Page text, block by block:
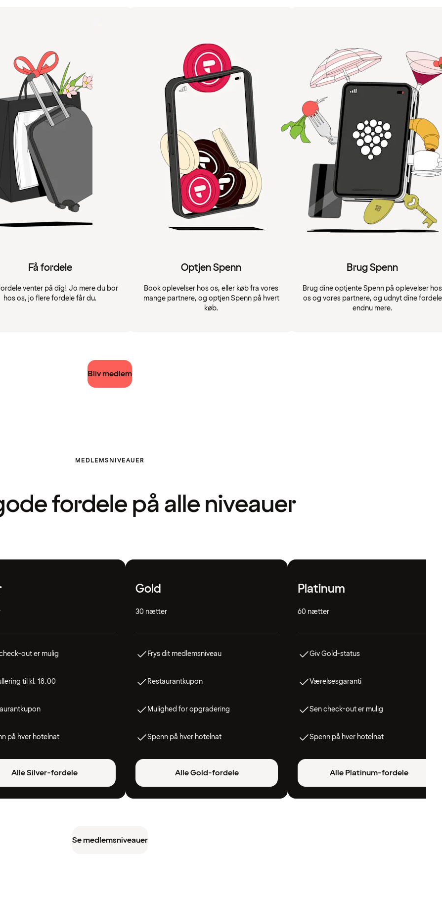
Få fordele
venter på dig! Jo mere du bor
hos os, jo flere fordele får du.
Optjen Spenn
Book oplevelser hos os, eller køb fra vores
mange partnere, og optjen Spenn på hvert
køb.
Brug Spenn
Brug dine optjente Spenn på oplevelser hos
os og vores partnere, og udnyt dine fordele
endnu mere.
Bliv medlem
MEDLEMSNIVEAUER
fordele på alle niveauer
out er mulig
til kl. 18.00
på hver hotelnat
Alle Silver-fordele
Gold
30 nætter
Frys dit medlemsniveau
Restaurantkupon
Mulighed for opgradering
Spenn på hver hotelnat
Alle Gold-fordele
Platinum
60 nætter
Giv Gold-status
Værelsesgaranti
Sen check-out er mulig
Spenn på hver hotelnat
Alle Platinum-fordele
Se medlemsniveauer